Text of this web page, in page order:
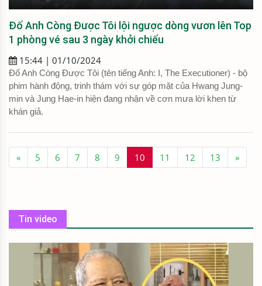
Đố Anh Còng Được Tôi lội ngược dòng vươn lên Top
1 phòng vé sau 3 ngày khởi chiếu
15:44 | 01/10/2024
Đố Anh Còng Được Tôi (tên tiếng Anh: I, The Executioner) - bộ
phim hành động, trinh thám với sự góp mặt của Hwang Jung-
min và Jung Hae-in hiện đang nhận về cơn mưa lời khen từ
khán giả.
« 5 6 7 8 9 10 11 12 13 »
Tin video